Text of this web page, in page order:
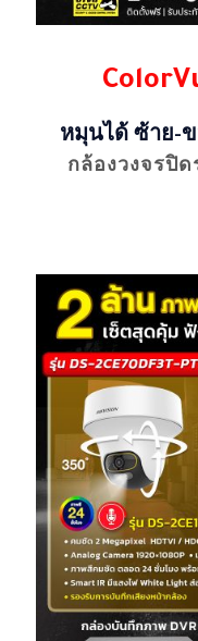
หมุนได้ ซ้าย-ข
กล้องวงจรปิด